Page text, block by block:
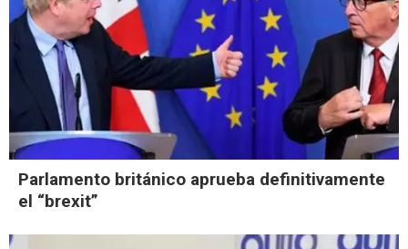
Parlamento británico aprueba definitivamente
el “brexit”